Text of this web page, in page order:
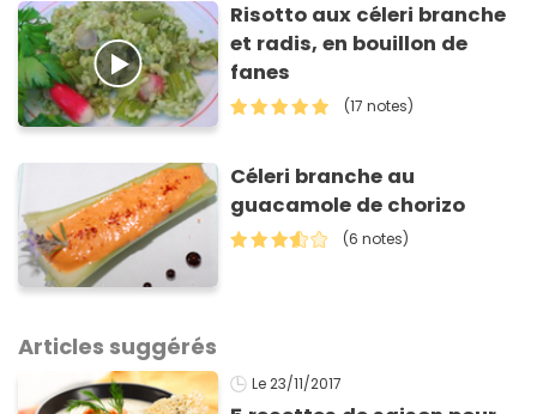
Risotto aux céleri branche
et radis, en bouillon de
fanes
(17 notes)
Céleri branche au
guacamole de chorizo
(6 notes)
Articles suggérés
Le 23/11/2017